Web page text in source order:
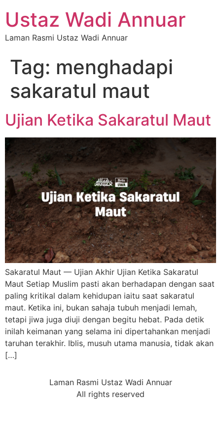
Ustaz Wadi Annuar
Laman Rasmi Ustaz Wadi Annuar
Tag: menghadapi
sakaratul maut
Ujian Ketika Sakaratul Maut
Sakaratul Maut — Ujian Akhir Ujian Ketika Sakaratul
Maut Setiap Muslim pasti akan berhadapan dengan saat
paling kritikal dalam kehidupan iaitu saat sakaratul
maut. Ketika ini, bukan sahaja tubuh menjadi lemah,
tetapi jiwa juga diuji dengan begitu hebat. Pada detik
inilah keimanan yang selama ini dipertahankan menjadi
taruhan terakhir. Iblis, musuh utama manusia, tidak akan
[…]
Laman Rasmi Ustaz Wadi Annuar
All rights reserved